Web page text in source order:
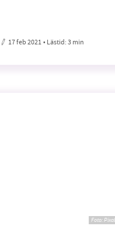
17 feb 2021 • Lästid:3 min
Foto: